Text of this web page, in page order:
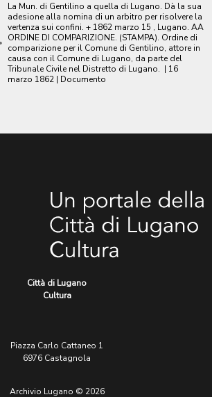
La Mun. di Gentilino a quella di Lugano. Dà la sua
adesione alla nomina di un arbitro per risolvere la
vertenza sui confini. + 1862 marzo 15 , Lugano. AA
ORDINE DI COMPARIZIONE. (STAMPA). Ordine di
comparizione per il Comune di Gentilino, attore in
causa con il Comune di Lugano, da parte del
Tribunale Civile nel Distretto di Lugano. | 16
marzo 1862 | Documento
Città di Lugano
Cultura
Piazza Carlo Cattaneo 1
6976 Castagnola
Archivio Lugano © 2026